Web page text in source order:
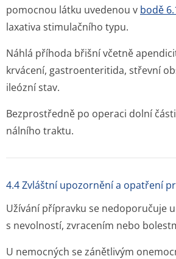
pomocnou látku uvedenou v bodě
laxativa stimulačního typu.
Náhlá příhoda břišní včetně
krvácení, gastroenteritida, střevní
ileózní stav.
Bezprostředně po operaci dolní
nálního traktu.
4.4 Zvláštní upozornění a opatření
Užívání přípravku se nedoporučuje
s nevolností, zvracením nebo
U nemocných se zánětlivým